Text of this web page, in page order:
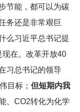
节能，都可以为碳
务还是非常艰巨
么习近平总书记提
在。改革开放40
习总书记的领导
目标； 但短期内我
、CO2转化为化学